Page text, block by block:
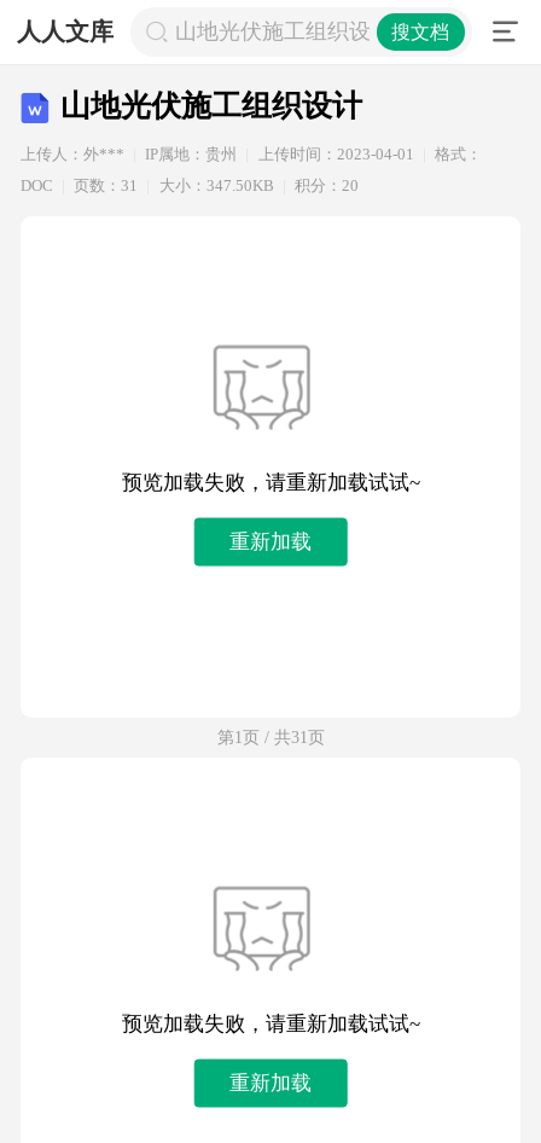
人人文库 山地光伏施工组织设计搜文档
山地光伏施工组织设计
上传人：外*** IP属地：贵州 上传时间：2023-04-01
格式：
DOC
页数：31 大小：347.50KB 积分：20
预览加载失败，请重新加载试试~
重新加载
第1页 / 共31页
预览加载失败，请重新加载试试~
重新加载